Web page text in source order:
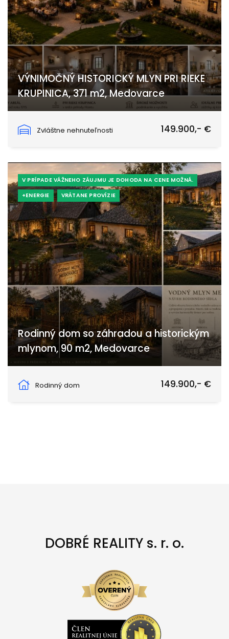
VÝNIMOČNÝ HISTORICKÝ MLYN PRI RIEKE
KRUPINICA, 371 m2, Medovarce
Zvláštne nehnuteľnosti
149.900,- €
V PRÍPADE VÁŽNEHO ZÁUJMU JE DOHODA NA CENE MOŽNÁ.
+ENERGIE
VRÁTANE PROVÍZIE
Rodinný dom so záhradou a historickým
mlynom, 90 m2, Medovarce
Rodinný dom
149.900,- €
DOBRÉ REALITY s. r. o.